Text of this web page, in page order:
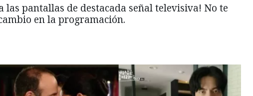
las pantallas de destacada señal televisiva! No te
en la programación.